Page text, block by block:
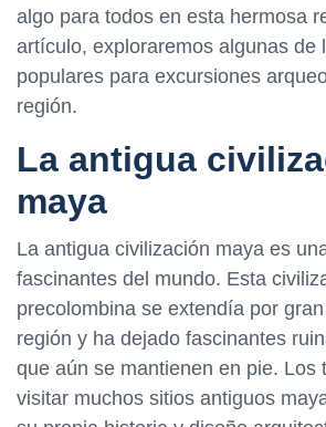
algo para todos en esta hermosa
artículo, exploraremos algunas de
populares para excursiones
región.
La antigua
maya
La antigua civilización maya es
fascinantes del mundo. Esta
precolombina se extendía por
región y ha dejado fascinantes
que aún se mantienen en pie. Los
visitar muchos sitios antiguos